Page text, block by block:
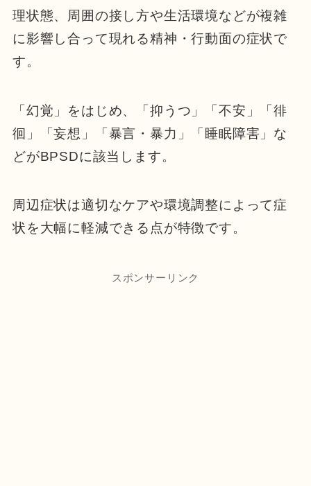
理状態、周囲の接し方や生活環境などが複雑
に影響し合って現れる精神・行動面の症状で
す。
「幻覚」をはじめ、「抑うつ」「不安」「徘
徊」「妄想」「暴言・暴力」「睡眠障害」な
どがBPSDに該当します。
周辺症状は適切なケアや環境調整によって症
状を大幅に軽減できる点が特徴です。
スポンサーリンク